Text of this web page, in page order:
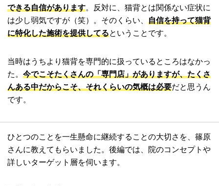
できる自信があります。反対に、猫背とは関係ない症状に
は少し弱気ですが（笑）。そのくらい、 自信を持って猫背
に特化した施術を提供してるということです。
当時はうちより猫背を専門的に扱っているところはなかっ
た。 今でこそたくさんの「専門店」がありますが、たくさ
んある中だからこそ、それくらいの気概は必要だと思うん
です。
ひとつのことを一生懸命に継続することの大切さを、篠原
さんに教えてもらいました。後編では、院のコンセプトや
詳しいターゲット層を伺います。